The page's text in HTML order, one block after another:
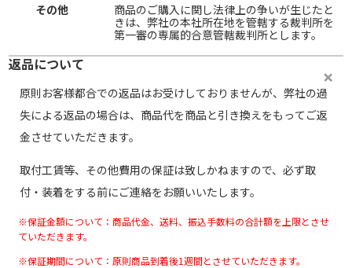
その他
商品のご購入に関し法律上の争いが生じたと
きは、弊社の本社所在地を管轄する裁判所を
第一審の専属的合意管轄裁判所とします。
返品について
原則お客様都合での返品はお受けしておりませんが、弊社の過
失による返品の場合は、商品代を商品と引き換えをもってご返
金させていただきます。
取付工賃等、その他費用の保証は致しかねますので、必ず取
付・装着をする前にご連絡をお願いいたします。
※保証金額について：商品代金、送料、振込手数料の合計額を上限とさせ
ていただきます。
※保証期間について：原則商品到着後1週間とさせていただきます。